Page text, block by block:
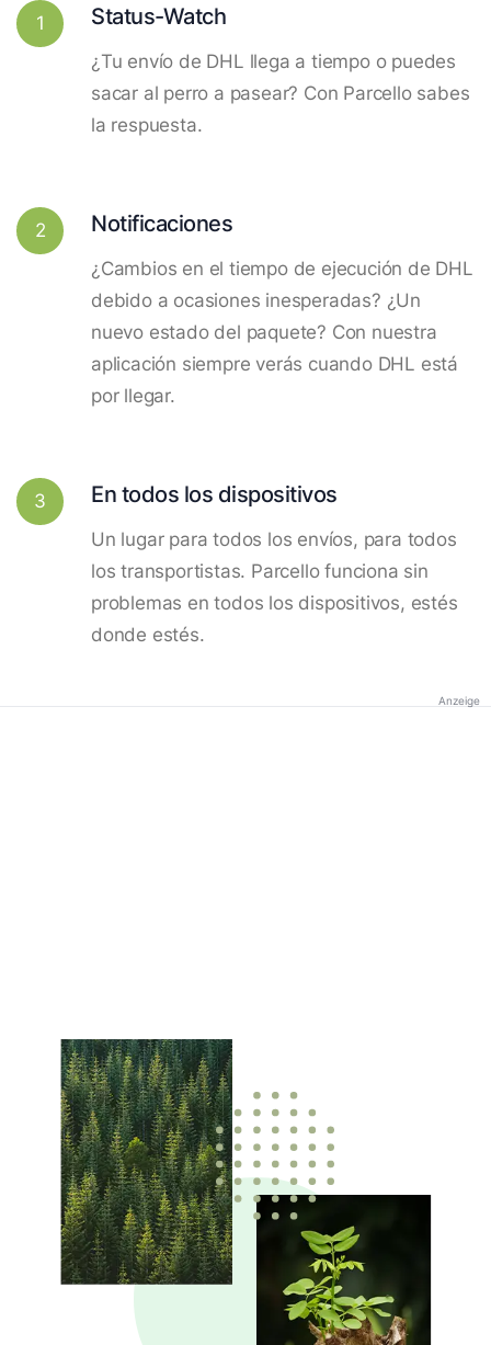
1 Status-Watch
¿Tu envío de DHL llega a tiempo o puedes
sacar al perro a pasear? Con Parcello sabes
la respuesta.
2 Notificaciones
¿Cambios en el tiempo de ejecución de DHL
debido a ocasiones inesperadas? ¿Un
nuevo estado del paquete? Con nuestra
aplicación siempre verás cuando DHL está
por llegar.
3 En todos los dispositivos
Un lugar para todos los envíos, para todos
los transportistas. Parcello funciona sin
problemas en todos los dispositivos, estés
donde estés.
Anzeige